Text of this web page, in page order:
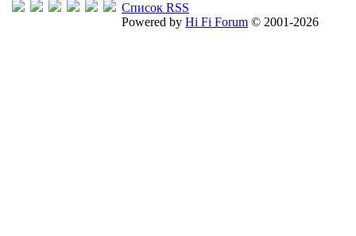
Список RSS
Powered by Hi Fi Forum © 2001-2026